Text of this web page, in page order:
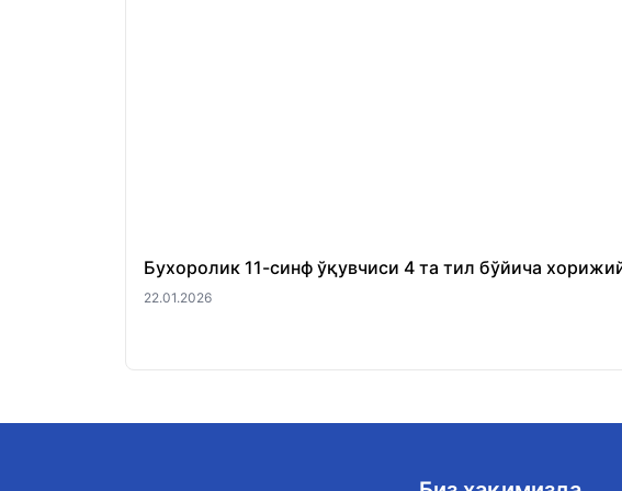
Бухоролик 11-синф ўқувчиси 4 та тил бўйича
22.01.2026